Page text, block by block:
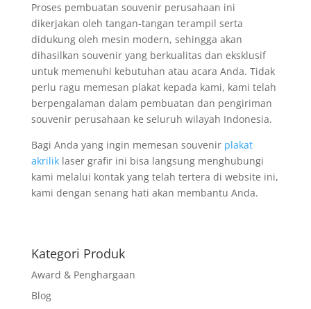
Proses pembuatan souvenir perusahaan ini
dikerjakan oleh tangan-tangan terampil serta
didukung oleh mesin modern, sehingga akan
dihasilkan souvenir yang berkualitas dan eksklusif
untuk memenuhi kebutuhan atau acara Anda. Tidak
perlu ragu memesan plakat kepada kami, kami telah
berpengalaman dalam pembuatan dan pengiriman
souvenir perusahaan ke seluruh wilayah Indonesia.
Bagi Anda yang ingin memesan souvenir plakat
akriliklaser grafir ini bisa langsung menghubungi
kami melalui kontak yang telah tertera di website ini,
kami dengan senang hati akan membantu Anda.
Kategori Produk
Award & Penghargaan
Blog